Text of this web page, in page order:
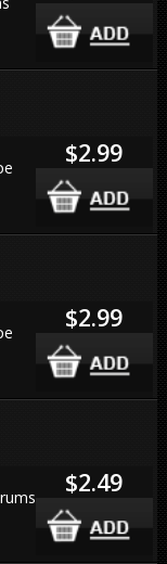
$2.99
$2.99
$2.49